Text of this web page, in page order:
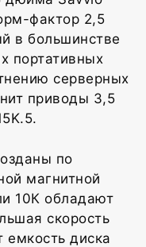
фактор 2,5
в большинстве
портативных
серверных
приводы 3,5
по
магнитной
10К обладают
скорость
емкость диска